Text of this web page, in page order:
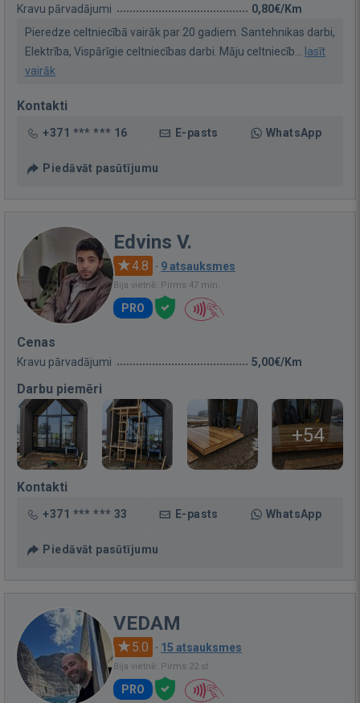
Kravu pārvadājumi
0,80€/Km
Pieredze celtniecībā vairāk par 20 gadiem. Santehnikas darbi,
Elektrība, Vispārīgie celtniecības darbi. Māju celtniecīb...
lasīt
vairāk
Kontakti
+371 *** *** 16 E-pasts WhatsApp
Piedāvāt pasūtījumu
Edvins V.
4.8 · 9 atsauksmes
Bija vietnē: Pirms 47 min.
PRO
Cenas
Kravu pārvadājumi 5,00€/Km
Darbu piemēri
+54
Kontakti
+371 *** *** 33 E-pasts WhatsApp
Piedāvāt pasūtījumu
VEDAM
5.0 · 15 atsauksmes
Bija vietnē: Pirms 22 st.
PRO